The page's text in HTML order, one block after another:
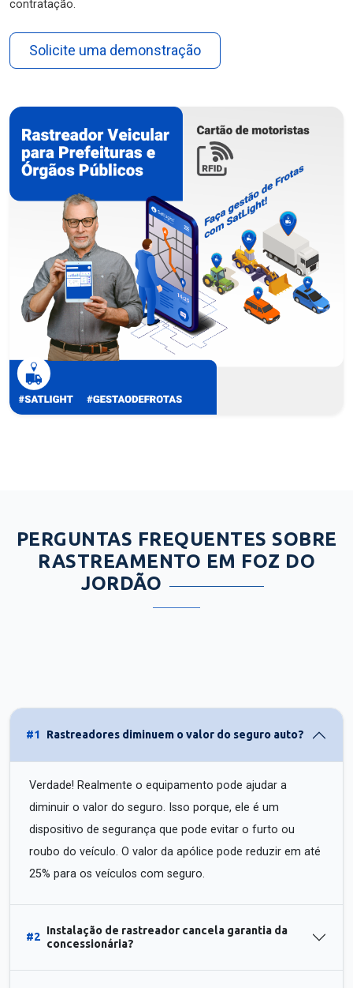
contratação.
Solicite uma demonstração
PERGUNTAS FREQUENTES SOBRE
RASTREAMENTO EM FOZ DO
JORDÃO
#1 Rastreadores diminuem o valor do seguro auto?
Verdade! Realmente o equipamento pode ajudar a
diminuir o valor do seguro. Isso porque, ele é um
dispositivo de segurança que pode evitar o furto ou
roubo do veículo. O valor da apólice pode reduzir em até
25% para os veículos com seguro.
#2
Instalação de rastreador cancela garantia da
concessionária?